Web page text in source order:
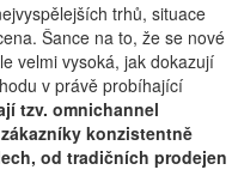
trhů, situace
Šance na to, že se nové
velmi vysoká, jak dokazují
v právě probíhající
tzv. omnichannel
konzistentně
od tradičních prodejen